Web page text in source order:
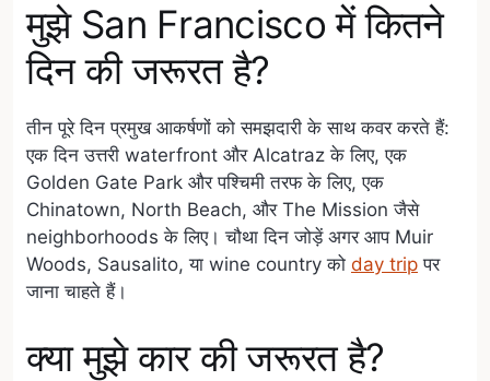
मुझे San Francisco में कितने
दिन की जरूरत है?
तीन पूरे दिन प्रमुख आकर्षणों को समझदारी के साथ कवर करते हैं:
एक दिन उत्तरी waterfront और Alcatraz के लिए, एक
Golden Gate Park और पश्चिमी तरफ के लिए, एक
Chinatown, North Beach, और The Mission जैसे
neighborhoods के लिए। चौथा दिन जोड़ें अगर आप Muir
Woods, Sausalito, या wine country को day trip पर
जाना चाहते हैं।
क्या मुझे कार की जरूरत है?